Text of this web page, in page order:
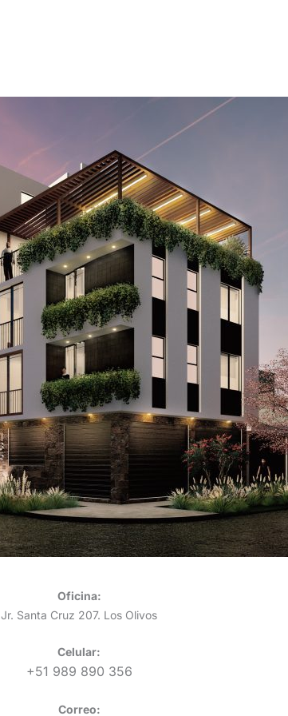
Oficina:
Jr. Santa Cruz 207. Los Olivos
Celular:
+51 989 890 356
Correo: